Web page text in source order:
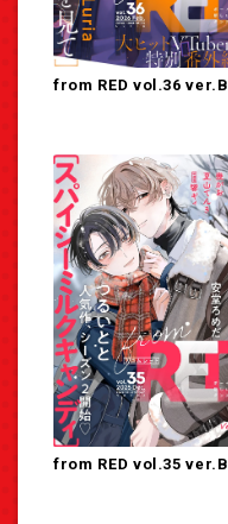
from RED vol.36 ver.B
from RED vol.35 ver.B